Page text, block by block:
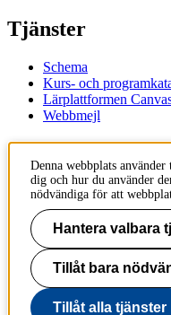
Tjänster
Schema
Kurs- och
Lärplattformen
Webbmejl
Kontakt
KTH
100 44 Stockholm
+46 8 790 60 00
Kontakta KTH
Jobba på KTH
Press och media
Faktura och betalning
Denna webbplats
dig och hur du använder
nödvändiga för att
Hantera valbara
Tillåt bara
Tillåt alla tjänster